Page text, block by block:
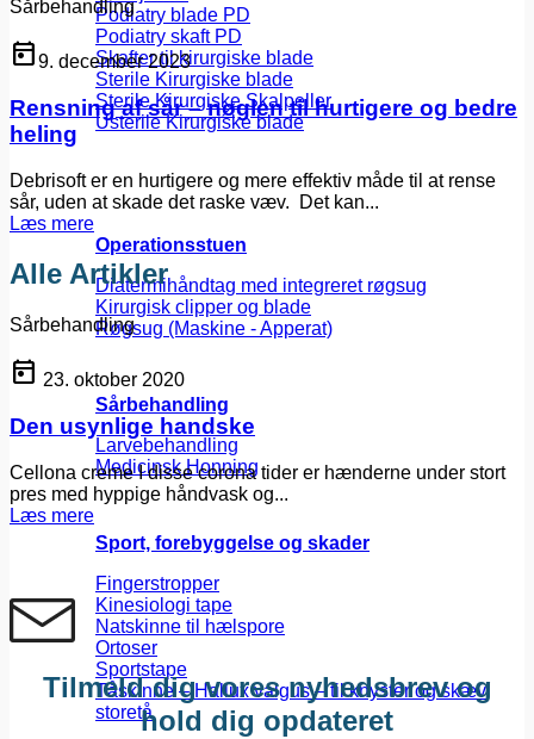
Podiatry blade PD
Podiatry skaft PD
Skafter til kirurgiske blade
Sterile Kirurgiske blade
Sterile Kirurgiske Skalpeller
Usterile Kirurgiske blade
Operationsstuen
Diatermihåndtag med integreret røgsug
Kirurgisk clipper og blade
Røgsug (Maskine - Apperat)
Sårbehandling
Larvebehandling
Medicinsk Honning
Sport, forebyggelse og skader
Fingerstropper
Kinesiologi tape
Natskinne til hælspore
Ortoser
Sportstape
Tåskinne – Hallux valgus – til knyster og skæv
storetå
Sårbehandling
today9. december 2023
Rensning af sår – nøglen til hurtigere og bedre
heling
Debrisoft er en hurtigere og mere effektiv måde til at rense
sår, uden at skade det raske væv. Det kan...
Læs mere
Alle Artikler
Sårbehandling
today 23. oktober 2020
Den usynlige handske
Cellona creme I disse corona tider er hænderne under stort
pres med hyppige håndvask og...
Læs mere
Tilmeld dig vores nyhedsbrev og
hold dig opdateret